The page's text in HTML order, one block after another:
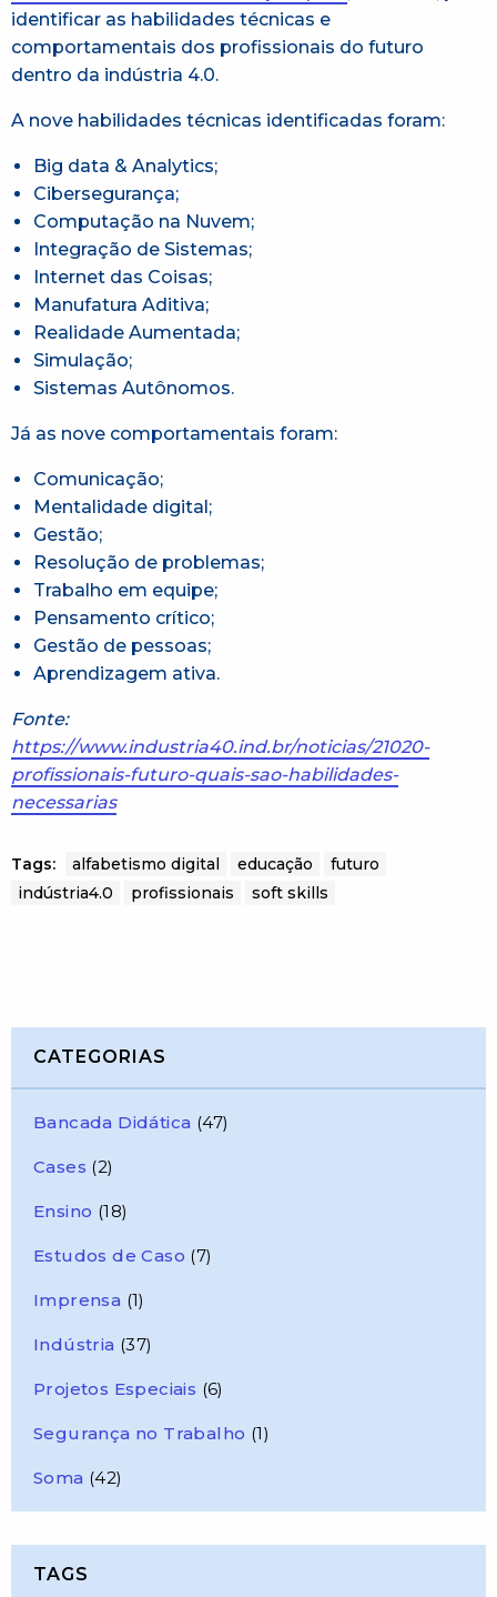
identificar as habilidades técnicas e
comportamentais dos profissionais do futuro
dentro da indústria 4.0.
A nove habilidades técnicas identificadas foram:
Big data & Analytics;
Cibersegurança;
Computação na Nuvem;
Integração de Sistemas;
Internet das Coisas;
Manufatura Aditiva;
Realidade Aumentada;
Simulação;
Sistemas Autônomos.
Já as nove comportamentais foram:
Comunicação;
Mentalidade digital;
Gestão;
Resolução de problemas;
Trabalho em equipe;
Pensamento crítico;
Gestão de pessoas;
Aprendizagem ativa.
Fonte:
https://www.industria40.ind.br/noticias/21020-
profissionais-futuro-quais-sao-habilidades-
necessarias
Tags: alfabetismo digital educação
futuro
indústria4.0
profissionais soft skills
CATEGORIAS
Bancada Didática (47)
Cases (2)
Ensino (18)
Estudos de Caso (7)
Imprensa (1)
Indústria (37)
Projetos Especiais (6)
Segurança no Trabalho (1)
Soma (42)
TAGS